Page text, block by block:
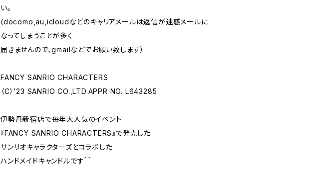
い。
(docomo,au,icloudなどのキャリアメールは返信が迷惑メールに
なってしまうことが多く
届きませんので、gmailなどでお願い致します）
FANCY SANRIO CHARACTERS
（C）’23 SANRIO CO.,LTD.APPR NO. L643285
伊勢丹新宿店で毎年大人気のイベント
『FANCY SANRIO CHARACTERS』で発売した
サンリオキャラクターズとコラボした
ハンドメイドキャンドルです＾＾